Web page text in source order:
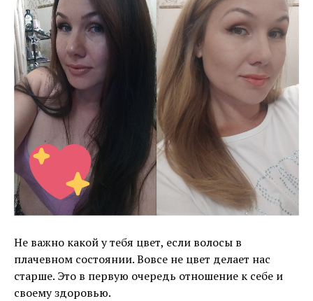
Не важно какой у тебя цвет, если волосы в
плачевном состоянии. Вовсе не цвет делает нас
старше. Это в первую очередь отношение к себе и
своему здоровью.